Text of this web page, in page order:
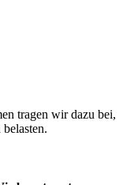
tragen wir dazu bei,